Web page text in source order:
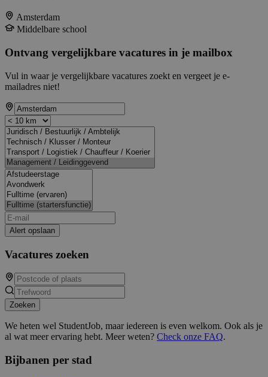
Amsterdam
Middelbare school
Ontvang vergelijkbare vacatures in je mailbox
Vul in waar je vergelijkbare vacatures zoekt en vergeet je e-
mailadres niet!
Alert opslaan
Vacatures zoeken
Zoeken
We heten wel StudentJob, maar iedereen is even welkom. Ook als je
al wat meer ervaring hebt. Meer weten? Check onze FAQ.
Bijbanen per stad